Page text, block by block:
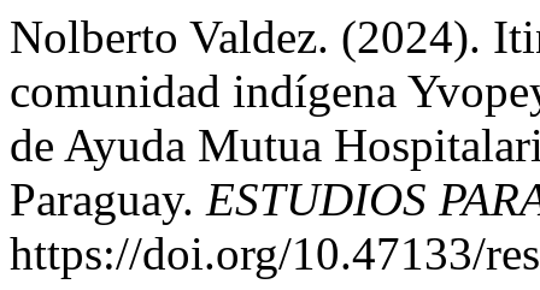
Nolberto Valdez. (2024).
comunidad indígena
de Ayuda Mutua
Paraguay. ESTUDIOS
https://doi.org/10.47133/